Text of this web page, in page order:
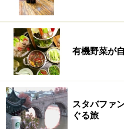
有機野菜が
スタバファ
ぐる旅